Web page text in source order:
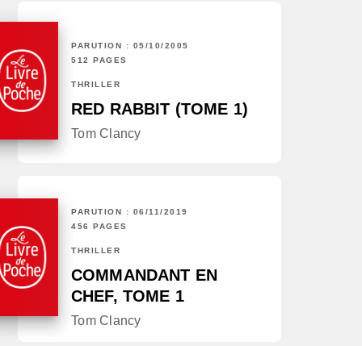
PARUTION : 05/10/2005
512 PAGES
THRILLER
RED RABBIT (TOME 1)
Tom Clancy
PARUTION : 06/11/2019
456 PAGES
THRILLER
COMMANDANT EN
CHEF, TOME 1
Tom Clancy